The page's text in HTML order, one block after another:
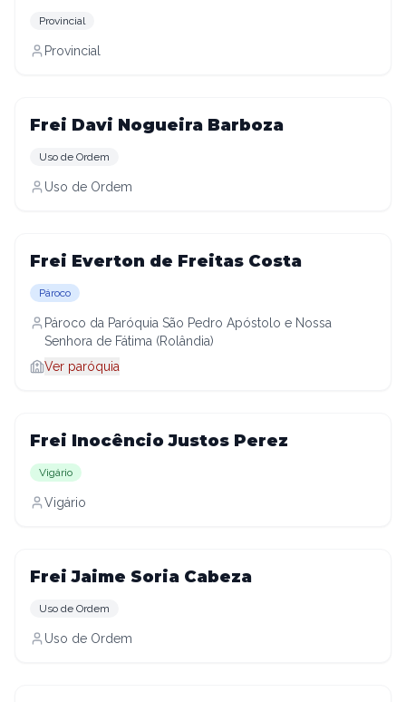
Provincial
Provincial
Frei Davi Nogueira Barboza
Uso de Ordem
Uso de Ordem
Frei Everton de Freitas Costa
Pároco
Pároco da Paróquia São Pedro Apóstolo e Nossa
Senhora de Fátima (Rolândia)
Ver paróquia
Frei Inocêncio Justos Perez
Vigário
Vigário
Frei Jaime Soria Cabeza
Uso de Ordem
Uso de Ordem